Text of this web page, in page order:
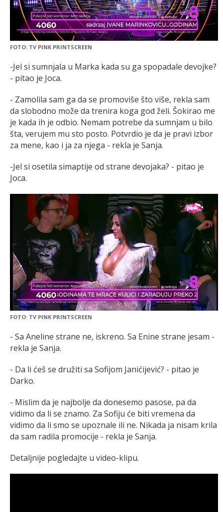
FOTO: TV PINK PRINTSCREEN
-Jel si sumnjala u Marka kada su ga spopadale devojke?
- pitao je Joca.
- Zamolila sam ga da se promoviše što više, rekla sam
da slobodno može da trenira koga god želi. Šokirao me
je kada ih je odbio. Nemam potrebe da sumnjam u bilo
šta, verujem mu sto posto. Potvrdio je da je pravi izbor
za mene, kao i ja za njega - rekla je Sanja.
-Jel si osetila simaptije od strane devojaka? - pitao je
Joca.
FOTO: TV PINK PRINTSCREEN
- Sa Aneline strane ne, iskreno. Sa Enine strane jesam -
rekla je Sanja.
- Da li ćeš se družiti sa Sofijom Janićijević? - pitao je
Darko.
- Mislim da je najbolje da donesemo pasose, pa da
vidimo da li se znamo. Za Sofiju će biti vremena da
vidimo da li smo se upoznale ili ne. Nikada ja nisam krila
da sam radila promocije - rekla je Sanja.
Detaljnije pogledajte u video-klipu.